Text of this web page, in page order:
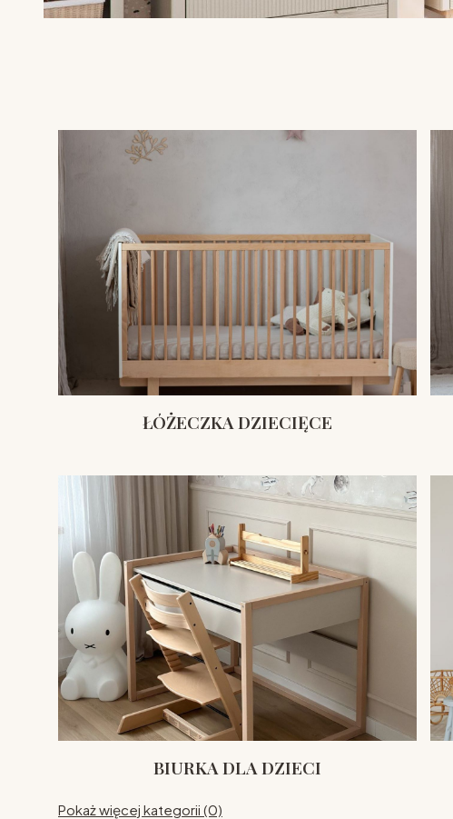
ŁÓŻECZKA DZIECIĘCE
BIURKA DLA DZIECI
Pokaż więcej kategorii (0)